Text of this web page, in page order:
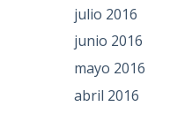
julio 2016
junio 2016
mayo 2016
abril 2016